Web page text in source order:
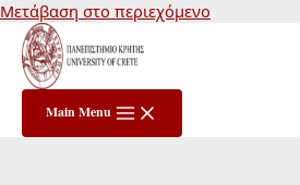
Μετάβαση στο περιεχόμενο
Main Menu